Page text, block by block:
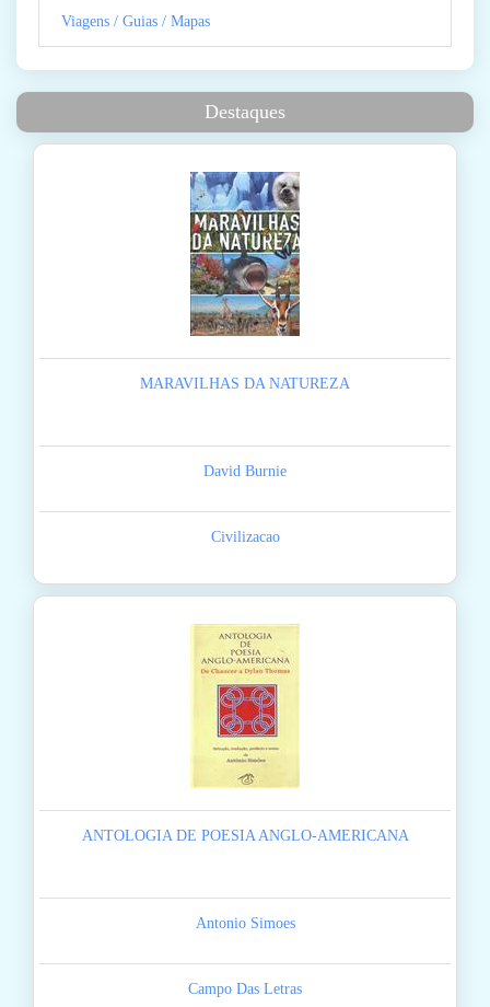
Viagens / Guias / Mapas
Destaques
MARAVILHAS DA NATUREZA
David Burnie
Civilizacao
ANTOLOGIA DE POESIA ANGLO-AMERICANA
Antonio Simoes
Campo Das Letras